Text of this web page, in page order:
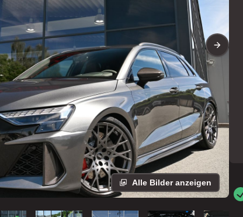
Alle Bilder anzeigen